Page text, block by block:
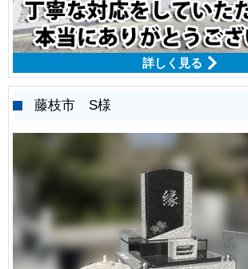
詳しく見る
藤枝市 S様